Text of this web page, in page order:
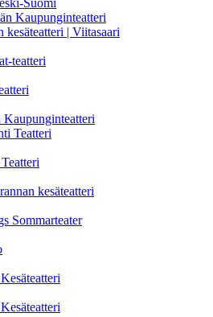
Suomi
Kaupunginteatteri
kesäteatteri | Viitasaari
teatteri
Teatteri
kesäteatteri
Sommarteater